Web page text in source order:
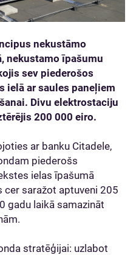
nekustāmo
nekustamo īpašumu
sev piederošos
ielā ar saules paneļiem
Divu elektrostaciju
200 000 eiro.
ar banku Citadele,
piederošs
ielas īpašumā
cer saražot aptuveni 205
gadu laikā samazināt
stratēģijai: uzlabot